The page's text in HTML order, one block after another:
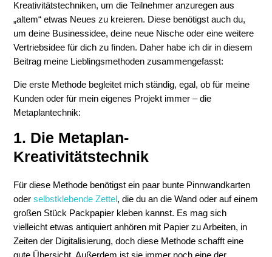
Kreativitätstechniken, um die Teilnehmer anzuregen aus
„altem“ etwas Neues zu kreieren. Diese benötigst auch du,
um deine Businessidee, deine neue Nische oder eine weitere
Vertriebsidee für dich zu finden. Daher habe ich dir in diesem
Beitrag meine Lieblingsmethoden zusammengefasst:
Die erste Methode begleitet mich ständig, egal, ob für meine
Kunden oder für mein eigenes Projekt immer – die
Metaplantechnik:
1. Die Metaplan-
Kreativitätstechnik
Für diese Methode benötigst ein paar bunte Pinnwandkarten
oderselbstklebende Zettel , die du an die Wand oder auf einem
großen Stück Packpapier kleben kannst. Es mag sich
vielleicht etwas antiquiert anhören mit Papier zu Arbeiten, in
Zeiten der Digitalisierung, doch diese Methode schafft eine